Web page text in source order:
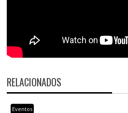
RELACIONADOS
Eventos